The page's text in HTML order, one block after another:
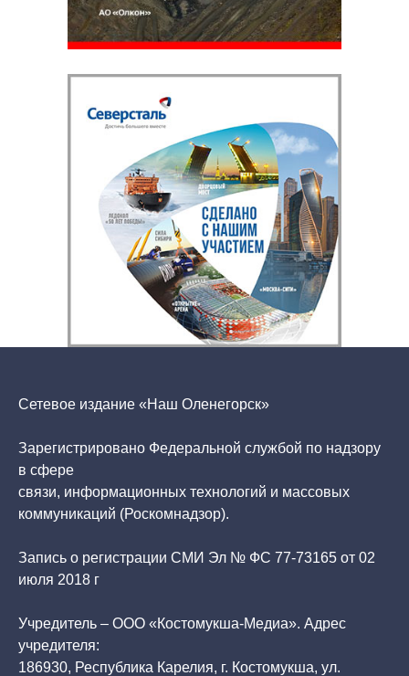
Сетевое издание «Наш Оленегорск»
Зарегистрировано Федеральной службой по надзору
в сфере
связи, информационных технологий и массовых
коммуникаций (Роскомнадзор).
Запись о регистрации СМИ Эл № ФС 77-73165 от 02
июля 2018 г
Учредитель – ООО «Костомукша-Медиа». Адрес
учредителя:
186930, Республика Карелия, г. Костомукша, ул.